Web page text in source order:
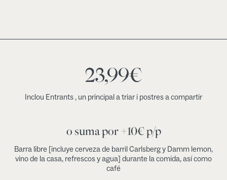
23,99€
Inclou Entrants , un principal a triar i postres a compartir
o suma por +10€ p/p
Barra libre [incluye cerveza de barril Carlsberg y Damm lemon,
vino de la casa, refrescos y agua] durante la comida, así como
café